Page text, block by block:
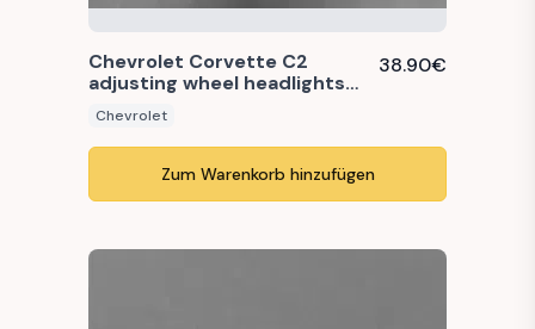
Chevrolet Corvette C2
adjusting wheel headlights
38.90€
Chevrolet
Zum Warenkorb hinzufügen